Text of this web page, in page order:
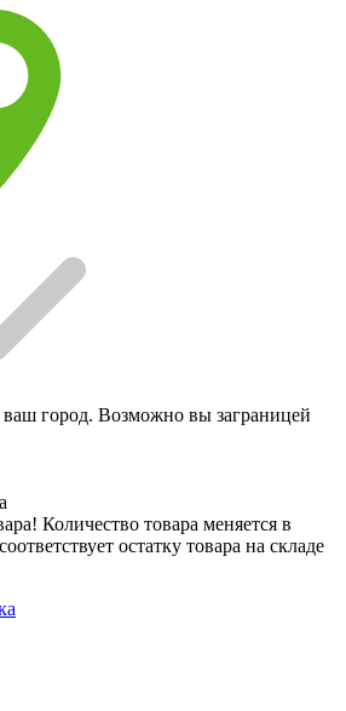
город. Возможно вы заграницей
Количество товара меняется в
остатку товара на складе